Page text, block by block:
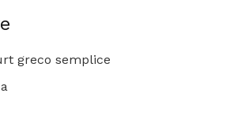
greco semplice